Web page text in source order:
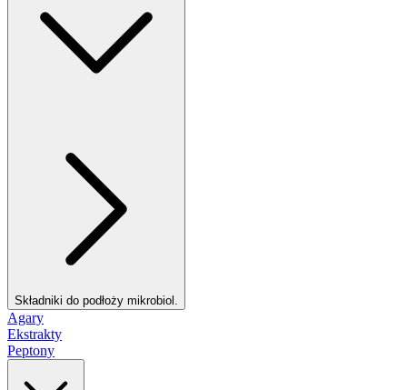
Składniki do podłoży mikrobiol.
Agary
Ekstrakty
Peptony